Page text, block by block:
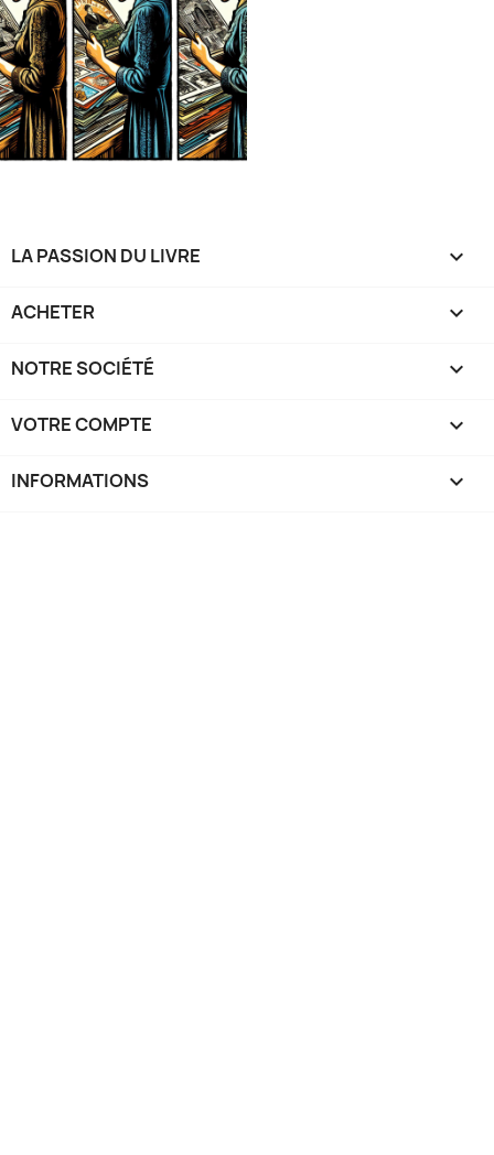
LA PASSION DU LIVRE 
ACHETER 
NOTRE SOCIÉTÉ 
VOTRE COMPTE 
INFORMATIONS keyboard_arrow_down